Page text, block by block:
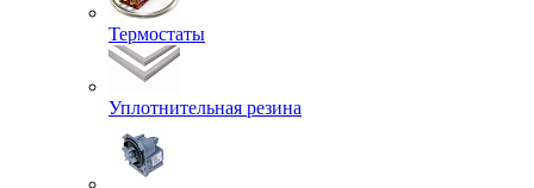
Термостаты
Уплотнительная резина